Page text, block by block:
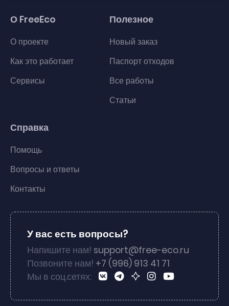
О FreeEco
О проекте
Как это работает
Сервисы
Полезное
Новый заказ
Паспорт отходов
Все работы
Статьи
Справка
Помощь
Вопросы и ответы
Контакты
У вас есть вопросы?
Напишите нам! support@free-eco.ru
Позвоните нам! +7 (996) 913 41 71
Мы в соц.сетях: